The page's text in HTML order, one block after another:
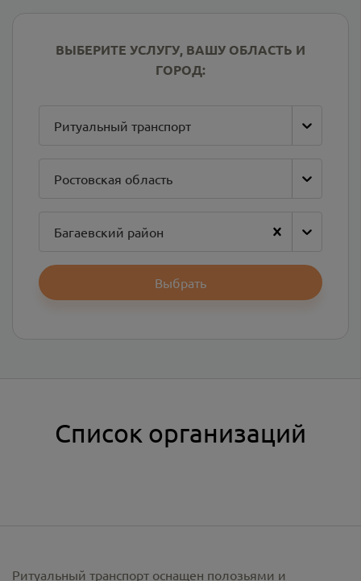
ВЫБЕРИТЕ УСЛУГУ, ВАШУ ОБЛАСТЬ И
ГОРОД:
Ритуальный транспорт
Ростовская область
Багаевский район
Выбрать
Список организаций
Ритуальный транспорт оснащен полозьями и